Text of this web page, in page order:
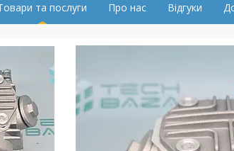
та послуги Про нас Відгуки